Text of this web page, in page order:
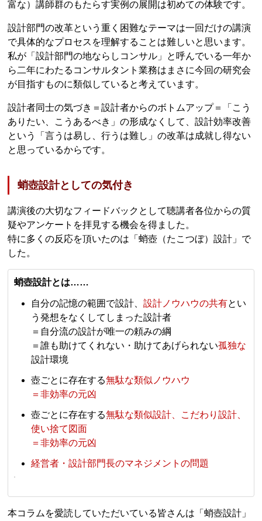
富な）講師群のもたらす実例の展開は初めての体験です。
設計部門の改革という重く困難なテーマは一回だけの講演
で具体的なプロセスを理解することは難しいと思います。
私が「設計部門の地ならしコンサル」と呼んでいる一年か
ら二年にわたるコンサルタント業務はまさに今回の研究会
が目指すものに類似していると考えています。
設計者同士の気づき＝設計者からのボトムアップ＝「こう
ありたい、こうあるべき」の形成なくして、設計効率改善
という「言うは易し、行うは難し」の改革は成就し得ない
と思っているからです。
蛸壺設計としての気付き
講演後の大切なフィードバックとして聴講者各位からの質
疑やアンケートを拝見する機会を得ました。
特に多くの反応を頂いたのは「蛸壺（たこつぼ）設計」で
した。
蛸壺設計とは……
自分の記憶の範囲で設計、設計ノウハウの共有とい
う発想をなくしてしまった設計者
＝自分流の設計が唯一の頼みの綱
＝誰も助けてくれない・助けてあげられない孤独な
設計環境
壺ごとに存在する無駄な類似ノウハウ
＝非効率の元凶
壺ごとに存在する無駄な類似設計、こだわり設計、
使い捨て図面
＝非効率の元凶
経営者・設計部門長のマネジメントの問題
本コラムを愛読していただいている皆さんは「蛸壺設計」